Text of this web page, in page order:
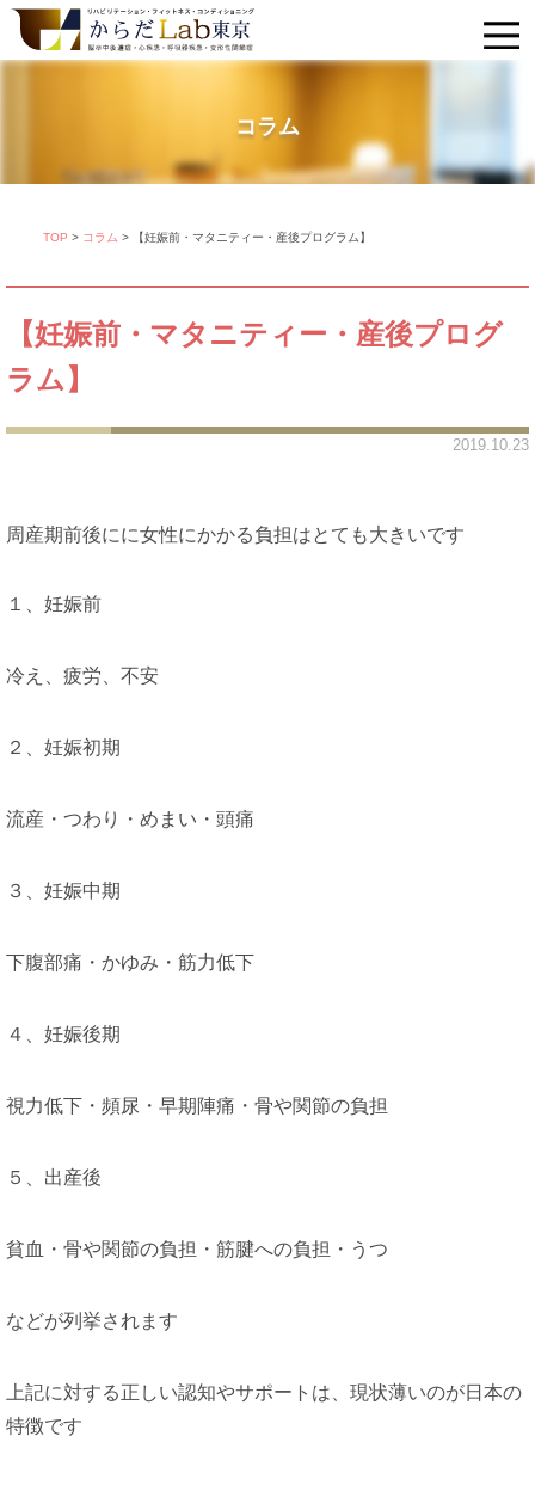
コラム
TOP > コラム > 【妊娠前・マタニティー・産後プログラム】
【妊娠前・マタニティー・産後プログ
ラム】
2019.10.23
周産期前後にに女性にかかる負担はとても大きいです
１、妊娠前
冷え、疲労、不安
２、妊娠初期
流産・つわり・めまい・頭痛
３、妊娠中期
下腹部痛・かゆみ・筋力低下
４、妊娠後期
視力低下・頻尿・早期陣痛・骨や関節の負担
５、出産後
貧血・骨や関節の負担・筋腱への負担・うつ
などが列挙されます
上記に対する正しい認知やサポートは、現状薄いのが日本の
特徴です